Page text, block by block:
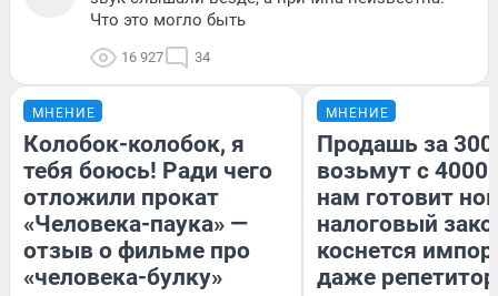
Что это могло быть
16 927 34
МНЕНИЕ
Колобок-колобок, я
тебя боюсь! Ради чего
отложили прокат
«Человека-паука» —
отзыв о фильме про
«человека-булку»
МНЕНИЕ
Продашь за
возьмут с
нам готовит
налоговый
коснется
даже